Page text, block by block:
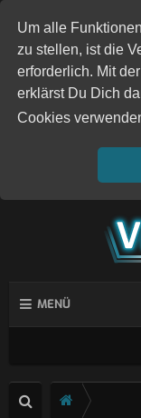
Um alle
zu stellen, ist die
erforderlich. Mit
erklärst Du Dich
Cookies
MENÜ